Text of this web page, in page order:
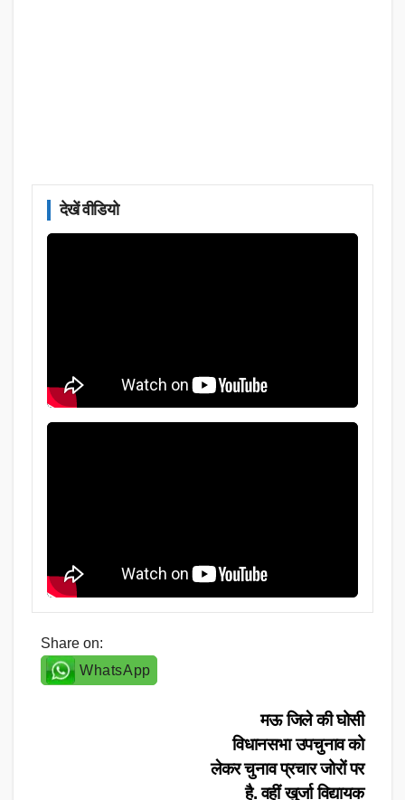
देखें वीडियो
Share on:
WhatsApp
मऊ जिले की घोसी
विधानसभा उपचुनाव को
लेकर चुनाव प्रचार जोरों पर
है. वहीं खुर्जा विद्यायक